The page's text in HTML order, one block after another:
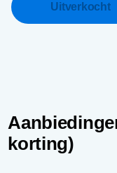
Uitverkocht
korting)